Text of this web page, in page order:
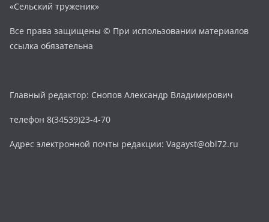
«Сельский труженик»
Все права защищены © При использовании материалов
ссылка обязательна
Главный редактор: Снопов Александр Владимирович
телефон 8(34539)23-4-70
Адрес электронной почты редакции: Vagayst@obl72.ru